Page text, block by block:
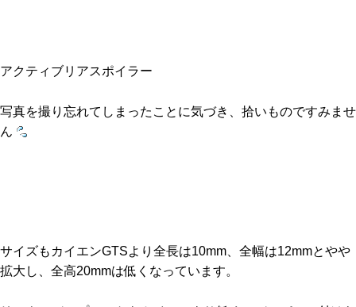
アクティブリアスポイラー
写真を撮り忘れてしまったことに気づき、拾いものですみませ
ん
サイズもカイエンGTSより全長は10mm、全幅は12mmとやや
拡大し、全高20mmは低くなっています。